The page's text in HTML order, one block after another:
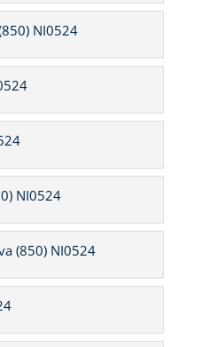
NI0524
NI0524
(850) NI0524